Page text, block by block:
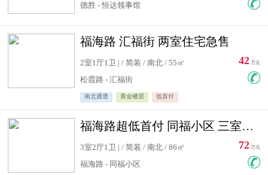
德胜 - 恒达领事馆
福海路 汇福街 两室住宅急售
2室1厅1卫 | / 简装 / 南北 / 55㎡
松霞路 - 汇福街
南北通透 黄金楼层 低首付
42 万元
福海路超低首付 同福小区 三室住宅急售
3室2厅1卫 | / 简装 / 南北 / 86㎡
福海路 - 同福小区
72 万元